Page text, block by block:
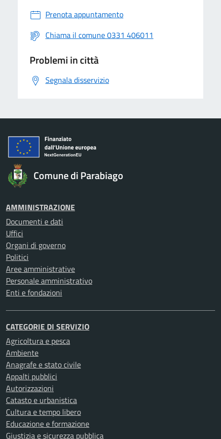
Prenota appuntamento
Chiama il comune 0331 406011
Problemi in città
Segnala disservizio
Comune di Parabiago
AMMINISTRAZIONE
Documenti e dati
Uffici
Organi di governo
Politici
Aree amministrative
Personale amministrativo
Enti e fondazioni
CATEGORIE DI SERVIZIO
Agricoltura e pesca
Ambiente
Anagrafe e stato civile
Appalti pubblici
Autorizzazioni
Catasto e urbanistica
Cultura e tempo libero
Educazione e formazione
Giustizia e sicurezza pubblica